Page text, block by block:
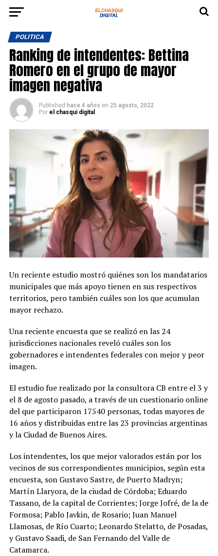
POLITICA
Ranking de intendentes: Bettina
Romero en el grupo de mayor
imagen negativa
Published hace 4 años en 25 agosto, 2022
Por el chasqui digital
Un reciente estudio mostró quiénes son los mandatarios
municipales que más apoyo tienen en sus respectivos
territorios, pero también cuáles son los que acumulan
mayor rechazo.
Una reciente encuesta que se realizó en las 24
jurisdicciones nacionales reveló cuáles son los
gobernadores e intendentes federales con mejor y peor
imagen.
El estudio fue realizado por la consultora CB entre el 3 y
el 8 de agosto pasado, a través de un cuestionario online
del que participaron 17540 personas, todas mayores de
16 años y distribuidas entre las 23 provincias argentinas
y la Ciudad de Buenos Aires.
Los intendentes, los que mejor valorados están por los
vecinos de sus correspondientes municipios, según esta
encuesta, son Gustavo Sastre, de Puerto Madryn;
Martín Llaryora, de la ciudad de Córdoba; Eduardo
Tassano, de la capital de Corrientes; Jorge Jofré, de la de
Formosa; Pablo Javkin, de Rosario; Juan Manuel
Llamosas, de Río Cuarto; Leonardo Stelatto, de Posadas,
y Gustavo Saadi, de San Fernando del Valle de
Catamarca.